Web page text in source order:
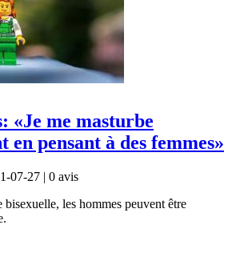
«Je me masturbe
en pensant à des femmes»
07-27 | 0 avis
bisexuelle, les hommes peuvent être